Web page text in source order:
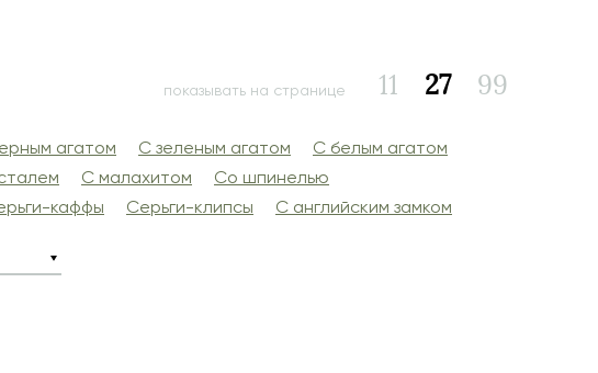
показывать на странице 11 27 99
агатом С зеленым агатом
С белым агатом
С малахитом
Со шпинелью
каффы Серьги-клипсы С английским замком